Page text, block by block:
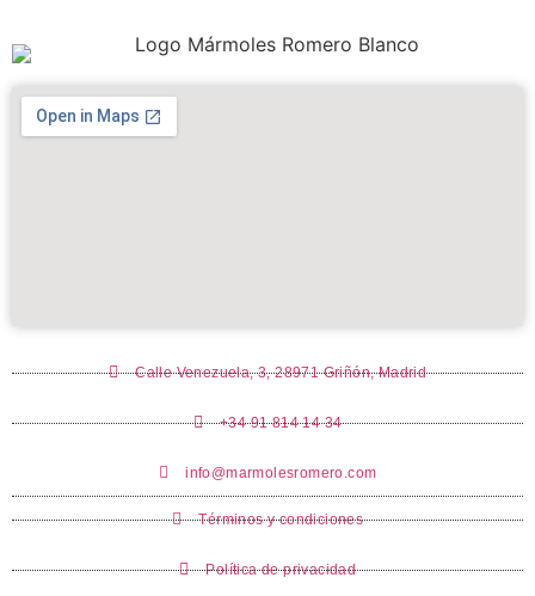
Calle Venezuela, 3, 28971 Griñón, Madrid
+34 91 814 14 34
info@marmolesromero.com
Términos y condiciones
Política de privacidad